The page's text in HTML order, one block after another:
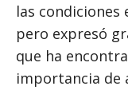
las condiciones
pero expresó
que ha
importancia de